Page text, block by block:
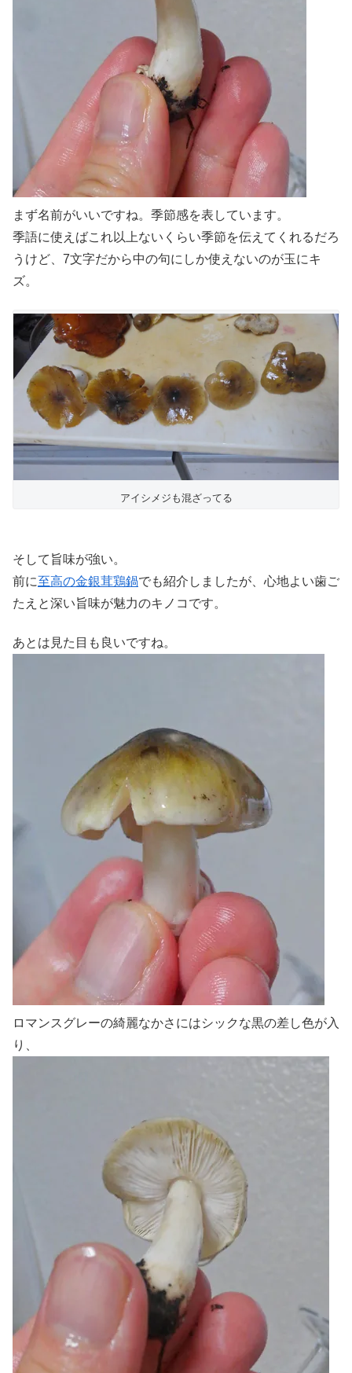
まず名前がいいですね。季節感を表しています。
季語に使えばこれ以上ないくらい季節を伝えてくれるだろ
うけど、7文字だから中の句にしか使えないのが玉にキ
ズ。
アイシメジも混ざってる
そして旨味が強い。
前に至高の金銀茸鶏鍋でも紹介しましたが、心地よい歯ご
たえと深い旨味が魅力のキノコです。
あとは見た目も良いですね。
ロマンスグレーの綺麗なかさにはシックな黒の差し色が入
り、